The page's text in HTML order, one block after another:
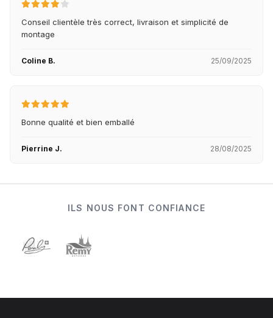
Conseil clientèle très correct, livraison et simplicité de
montage
Coline B. 25/09/2025
Bonne qualité et bien emballé
Pierrine J. 28/08/2025
ILS NOUS FONT CONFIANCE